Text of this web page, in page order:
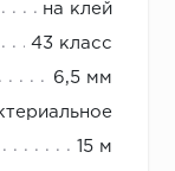
на клей
43 класс
6,5 мм
15 м